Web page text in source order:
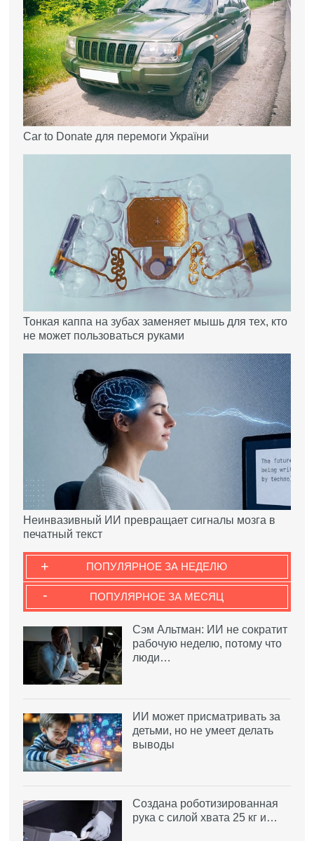
Car to Donate для перемоги України
Тонкая каппа на зубах заменяет мышь для тех, кто
не может пользоваться руками
Неинвазивный ИИ превращает сигналы мозга в
печатный текст
ПОПУЛЯРНОЕ ЗА НЕДЕЛЮ
+
ПОПУЛЯРНОЕ ЗА МЕСЯЦ
-
Сэм Альтман: ИИ не сократит
рабочую неделю, потому что
люди…
ИИ может присматривать за
детьми, но не умеет делать
выводы
Создана роботизированная
рука с силой хвата 25 кг и…